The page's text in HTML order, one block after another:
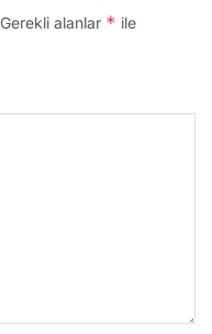
Gerekli alanlar * ile